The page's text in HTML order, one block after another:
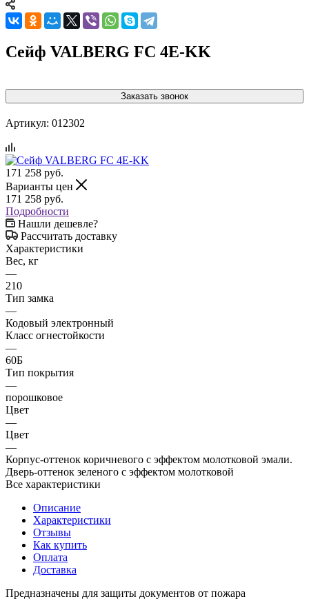
Сейф VALBERG FC 4E-KK
Заказать звонок
Артикул: 012302
171 258 руб.
Варианты цен
171 258 руб.
Подробности
Нашли дешевле?
Рассчитать доставку
Характеристики
Вес, кг
—
210
Тип замка
—
Кодовый электронный
Класс огнестойкости
—
60Б
Тип покрытия
—
порошковое
Цвет
—
Цвет
—
Корпус-оттенок коричневого с эффектом молотковой эмали.
Дверь-оттенок зеленого с эффектом молотковой
Все характеристики
Описание
Характеристики
Отзывы
Как купить
Оплата
Доставка
Предназначены для защиты документов от пожара